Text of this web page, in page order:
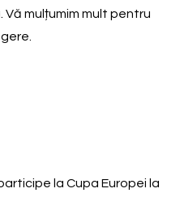
mulțumim mult pentru
la Cupa Europei la